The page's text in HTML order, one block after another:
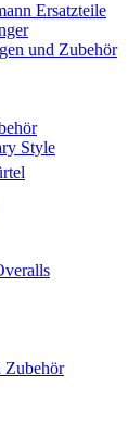
Ersatzteile
und Zubehör
Style
Zubehör